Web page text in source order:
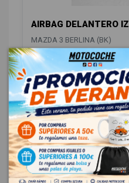
AIRBAG DELANTERO
MAZDA 3 BERLINA (BK)
OEM:
BP4K57K00A
48,00 € Sin IVA
58,08 € Con IVA